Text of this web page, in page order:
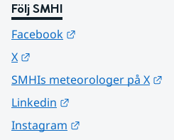
Följ SMHI
Facebook
X
SMHIs meteorologer på X
Linkedin
Instagram